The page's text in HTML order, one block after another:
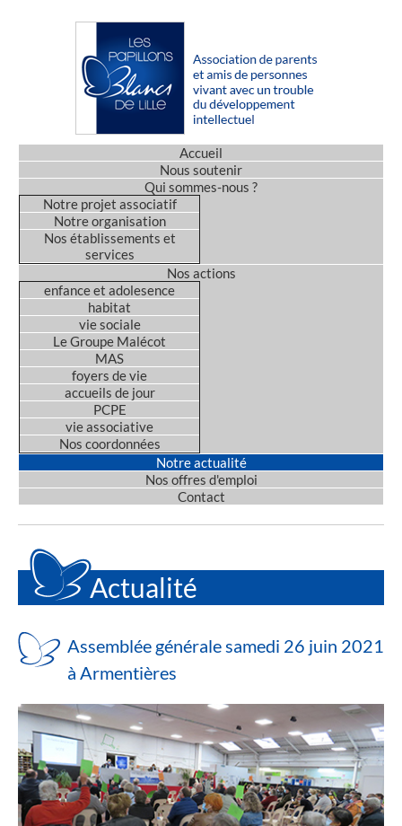
Accueil
Nous soutenir
Qui sommes-nous ?
Notre projet associatif
Notre organisation
Nos établissements et
services
Nos actions
enfance et adolesence
habitat
vie sociale
Le Groupe Malécot
MAS
foyers de vie
accueils de jour
PCPE
vie associative
Nos coordonnées
Notre actualité
Nos offres d'emploi
Contact
Actualité
Assemblée générale samedi 26 juin 2021
à Armentières